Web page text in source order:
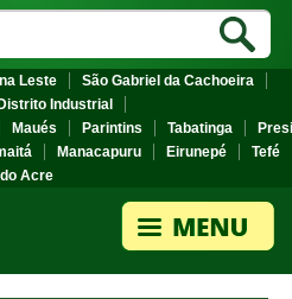
Leste
São Gabriel da Cachoeira
Industrial
Maués Parintins Tabatinga
Manacapuru Eirunepé
Tefé
do Acre